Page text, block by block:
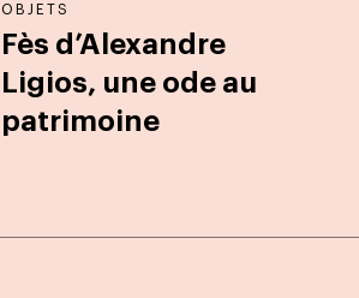
OBJETS
Fès d’Alexandre
Ligios, une ode au
patrimoine